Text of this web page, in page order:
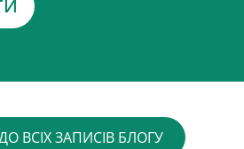
ВСІХ ЗАПИСІВ БЛОГУ